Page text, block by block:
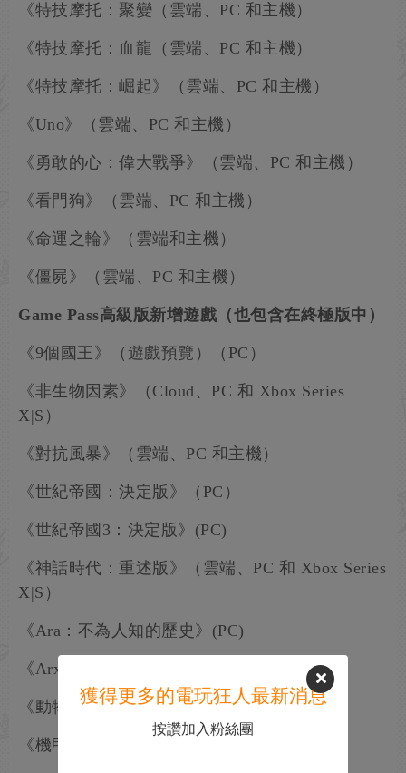
《特技摩托：聚變（雲端、PC 和主機）
《特技摩托：血龍（雲端、PC 和主機）
《特技摩托：崛起》（雲端、PC 和主機）
《Uno》（雲端、PC 和主機）
《勇敢的心：偉大戰爭》（雲端、PC 和主機）
《看門狗》（雲端、PC 和主機）
《命運之輪》（雲端和主機）
《僵屍》（雲端、PC 和主機）
Game Pass高級版新增遊戲（也包含在終極版中）
《9個國王》（遊戲預覽）（PC）
《非生物因素》（Cloud、PC 和 Xbox Series
X|S）
《對抗風暴》（雲端、PC 和主機）
《世紀帝國：決定版》（PC）
《世紀帝國3：決定版》(PC)
《神話時代：重述版》（雲端、PC 和 Xbox Series
X|S）
《Ara：不為人知的歷史》(PC)
《Arx Fatalis》（PC）
《動物迷城》（雲端、PC 和主機）
《機甲爭霸戰》(PC)
獲得更多的電玩狂人最新消息
按讚加入粉絲團